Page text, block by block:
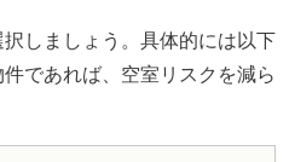
しましょう。具体的には以下
であれば、空室リスクを減ら